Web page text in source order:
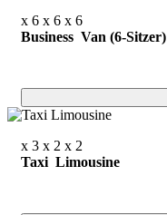
x 6 x 6 x 6
Business Van (6-Sitzer)
x 3 x 2 x 2
Taxi Limousine